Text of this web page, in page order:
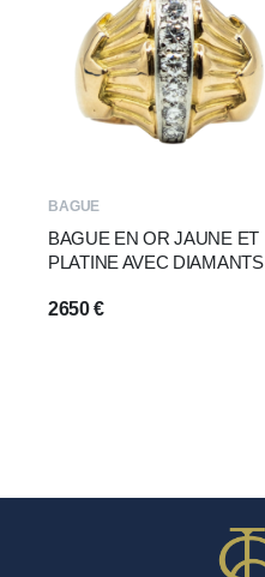
BAGUE
BAGUE EN OR JAUNE ET
PLATINE AVEC DIAMANTS
2650€